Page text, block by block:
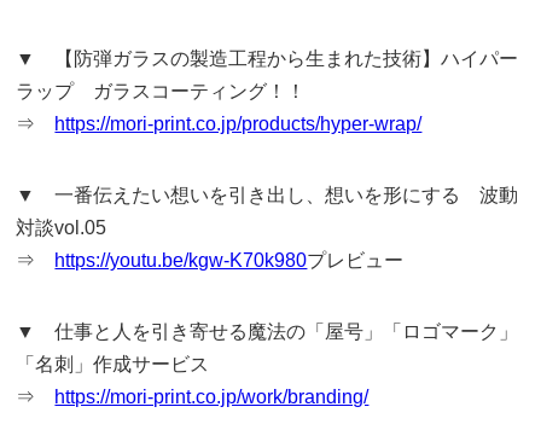
▼ 【防弾ガラスの製造工程から生まれた技術】ハイパー
ラップ ガラスコーティング！！
⇒ https://mori-print.co.jp/products/hyper-wrap/
▼ 一番伝えたい想いを引き出し、想いを形にする 波動
対談vol.05
⇒ https://youtu.be/kgw-K70k980プレビュー
▼ 仕事と人を引き寄せる魔法の「屋号」「ロゴマーク」
「名刺」作成サービス
⇒ https://mori-print.co.jp/work/branding/